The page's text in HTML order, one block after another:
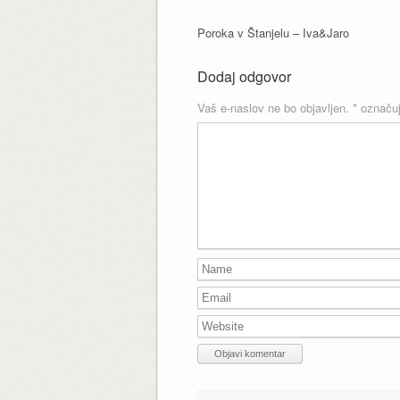
Poroka v Štanjelu – Iva&Jaro
Dodaj odgovor
Vaš e-naslov ne bo objavljen. *